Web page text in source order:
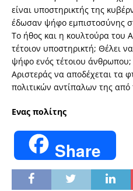
είναι υποστηρικτής της
έδωσαν ψήφο εμπιστοσύνης
Το ήθος και η κουλτούρα του
τέτοιον υποστηρικτή; Θέλει
ψήφο ενός τέτοιου
Αριστεράς να αποδέχεται τα
πολιτικών αντίπαλων της από
Ενας πολίτης
Share